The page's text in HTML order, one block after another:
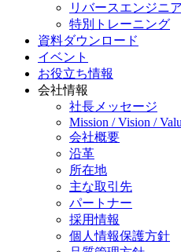
リバースエンジニ
特別トレーニング
資料ダウンロード
イベント
お役立ち情報
会社情報
社長メッセージ
Mission / Vision /
会社概要
沿革
所在地
主な取引先
パートナー
採用情報
個人情報保護方針